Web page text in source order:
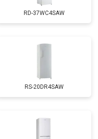
RD-37WC4SAW
RS-20DR4SAW